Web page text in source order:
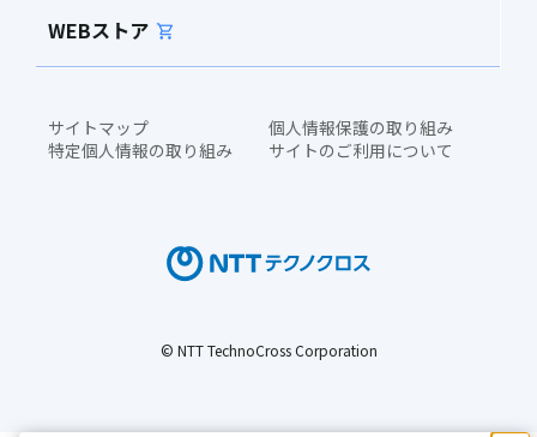
WEBストア
サイトマップ
個人情報保護の取り組み
特定個人情報の取り組み
サイトのご利用について
© NTT TechnoCross Corporation